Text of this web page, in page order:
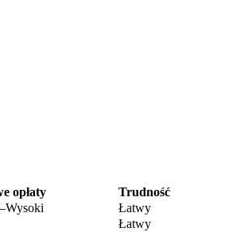
opłaty
Trudność
Łatwy
Łatwy